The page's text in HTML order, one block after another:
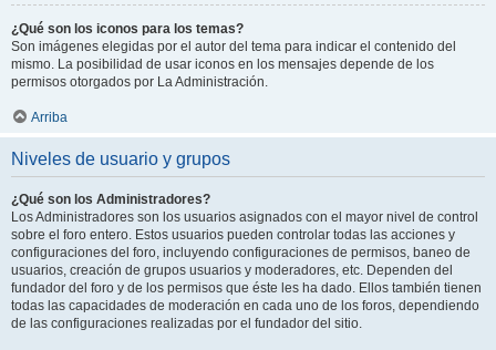
¿Qué son los iconos para los temas?
Son imágenes elegidas por el autor del tema para indicar el contenido del
mismo. La posibilidad de usar iconos en los mensajes depende de los
permisos otorgados por La Administración.
Arriba
Niveles de usuario y grupos
¿Qué son los Administradores?
Los Administradores son los usuarios asignados con el mayor nivel de control
sobre el foro entero. Estos usuarios pueden controlar todas las acciones y
configuraciones del foro, incluyendo configuraciones de permisos, baneo de
usuarios, creación de grupos usuarios y moderadores, etc. Dependen del
fundador del foro y de los permisos que éste les ha dado. Ellos también tienen
todas las capacidades de moderación en cada uno de los foros, dependiendo
de las configuraciones realizadas por el fundador del sitio.